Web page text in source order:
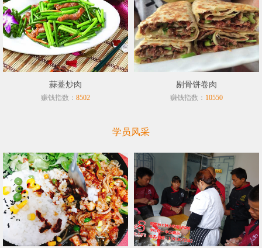
蒜薹炒肉
赚钱指数： 8502
剔骨饼卷肉
赚钱指数： 10550
学员风采